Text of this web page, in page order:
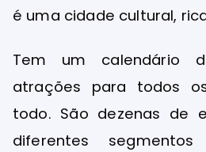
é uma cidade cultural,
Tem um calendário
atrações para todos
todo. São dezenas de
diferentes